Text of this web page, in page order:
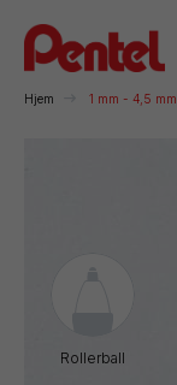
Hjem 1 mm - 4,5 mm
Rollerball